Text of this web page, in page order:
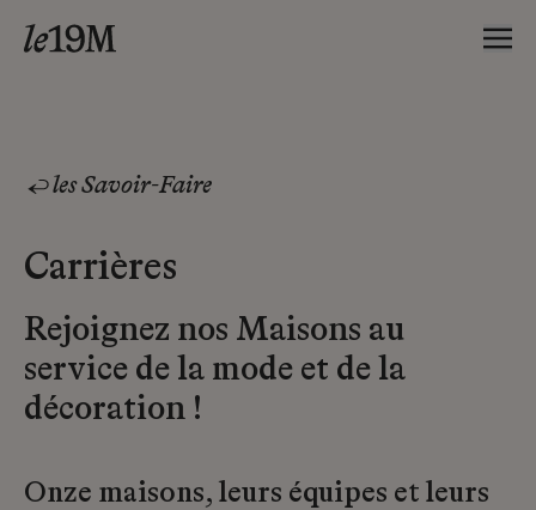
les Savoir-Faire
Carrières
Rejoignez nos Maisons au
service de la mode et de la
décoration !
Onze maisons, leurs équipes et leurs